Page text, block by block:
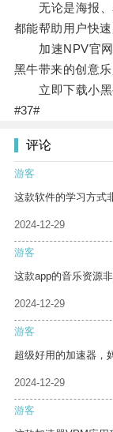
无论是海报、
都能帮助用户快速
加速NPV官网
黑牛带来的创意乐
立即下载小黑
#37#
评论
游客
这款软件的学习方式
2024-12-29
游客
这款app的音乐资源
2024-12-29
游客
超级好用的加速器，
2024-12-29
游客